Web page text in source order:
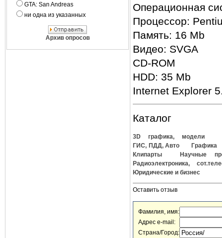
GTA: San Andreas
ни одна из указанных
Архив опросов
Операционная
Процессор:
Память: 16 Mb
Видео: SVGA
CD-ROM
HDD: 35 Mb
Internet Explorer
Каталог
3D графика, модели
ГИС, ПДД, Авто
Графика
Клипарты
Научные
Радиоэлектроника,
Юридические и бизнес
Оставить отзыв
Фамилия, имя:
Адрес e-mail:
Страна/Город: